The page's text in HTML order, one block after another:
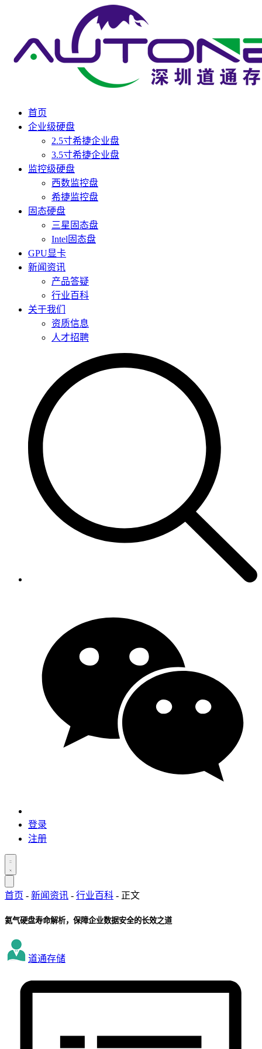
首页
企业级硬盘
2.5寸希捷企业盘
3.5寸希捷企业盘
监控级硬盘
西数监控盘
希捷监控盘
固态硬盘
三星固态盘
Intel固态盘
GPU显卡
新闻资讯
产品答疑
行业百科
关于我们
资质信息
人才招聘
登录
注册
首页 - 新闻资讯 - 行业百科 - 正文
氦气硬盘寿命解析，保障企业数据安全的长效之道
道通存储